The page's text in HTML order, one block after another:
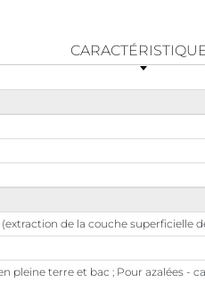
de la couche superficielle
pleine terre et bac ; Pour azalées -